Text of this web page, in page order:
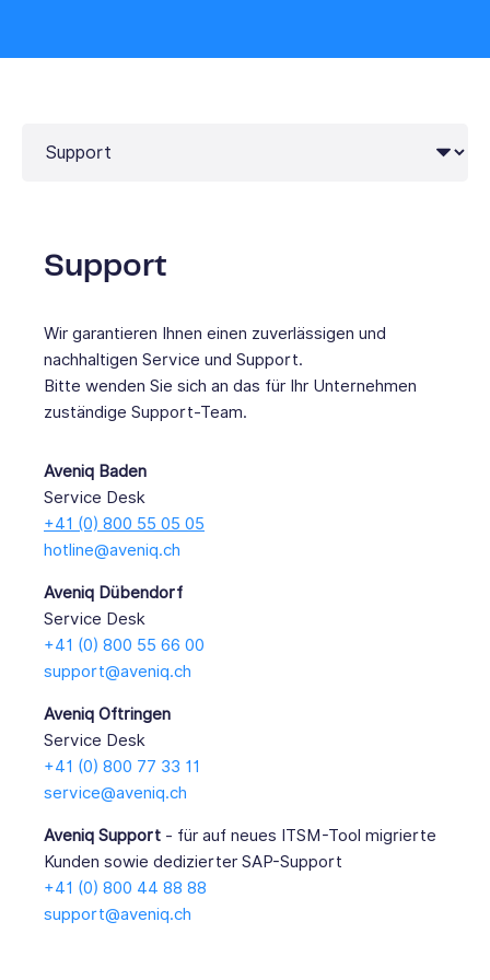
Support
Wir garantieren Ihnen einen zuverlässigen und
nachhaltigen Service und Support.
Bitte wenden Sie sich an das für Ihr Unternehmen
zuständige Support-Team.
Aveniq Baden
Service Desk
+41 (0) 800 55 05 05
hotline@aveniq.ch
Aveniq Dübendorf
Service Desk
+41 (0) 800 55 66 00
support@aveniq.ch
Aveniq Oftringen
Service Desk
+41 (0) 800 77 33 11
service@aveniq.ch
Aveniq Support - für auf neues ITSM-Tool migrierte
Kunden sowie dedizierter SAP-Support
+41 (0) 800 44 88 88
support@aveniq.ch